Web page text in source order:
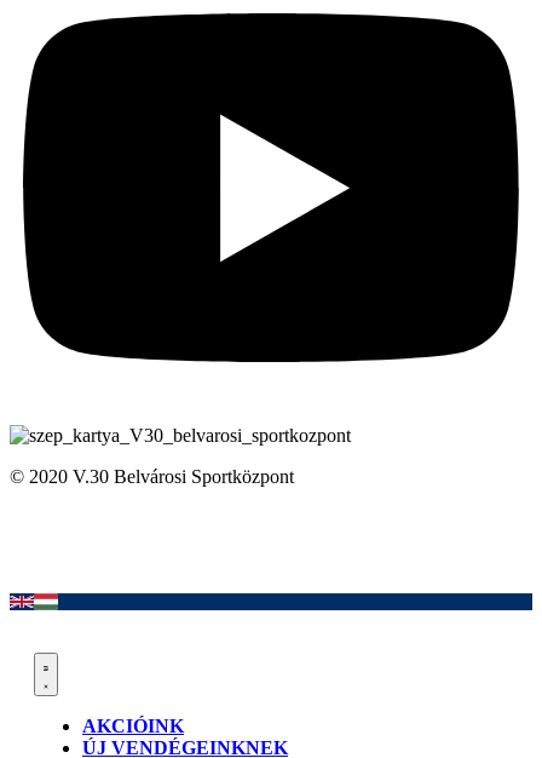
© 2020 V.30 Belvárosi Sportközpont
AKCIÓINK
ÚJ VENDÉGEINKNEK